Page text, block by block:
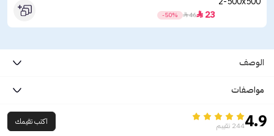
23

46

-50%
الوصف
مواصفات
4.9244 تقييم اكتب تقيمك